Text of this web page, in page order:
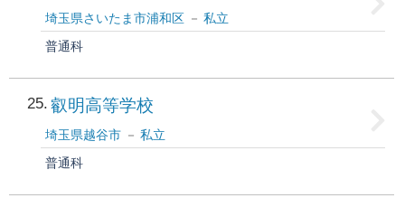
埼玉県さいたま市浦和区
私立
普通科
25 叡明高等学校
埼玉県越谷市
私立
普通科